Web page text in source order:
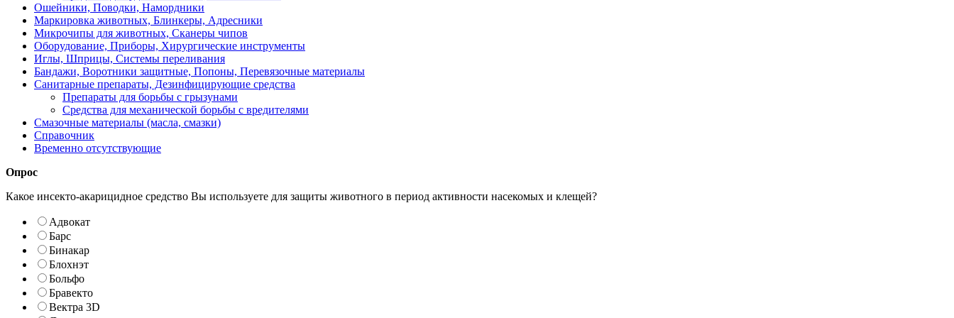
Ошейники, Поводки, Намордники
Маркировка животных, Блинкеры, Адресники
Микрочипы для животных, Сканеры чипов
Оборудование, Приборы, Хирургические инструменты
Иглы, Шприцы, Системы переливания
Бандажи, Воротники защитные, Попоны, Перевязочные материалы
Санитарные препараты, Дезинфицирующие средства
Препараты для борьбы с грызунами
Средства для механической борьбы с вредителями
Смазочные материалы (масла, смазки)
Справочник
Временно отсутствующие
Опрос
Какое инсекто-акарицидное средство Вы используете для защиты животного в период активности насекомых и клещей?
Адвокат
Барс
Бинакар
Блохнэт
Больфо
Бравекто
Вектра 3D